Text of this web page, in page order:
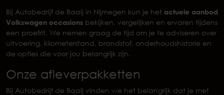
Bij Autobedrijf de Baaij in Nijmegen kun je het actuele aanbod
Volkswagen occasions bekijken, vergelijken en ervaren tijdens
een proefrit. We nemen graag de tijd om je te adviseren over
uitvoering, kilometerstand, brandstof, onderhoudshistorie en
de opties die voor jou belangrijk zijn.
Onze afleverpakketten
Bij Autobedrijf de Baaij vinden we het belangrijk dat je met